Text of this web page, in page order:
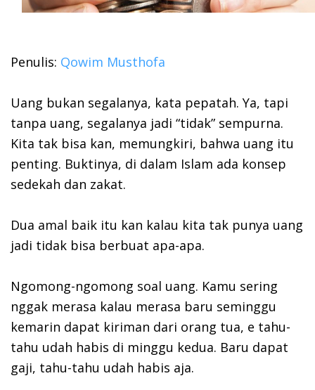
Penulis: Qowim Musthofa
Uang bukan segalanya, kata pepatah. Ya, tapi
tanpa uang, segalanya jadi “tidak” sempurna.
Kita tak bisa kan, memungkiri, bahwa uang itu
penting. Buktinya, di dalam Islam ada konsep
sedekah dan zakat.
Dua amal baik itu kan kalau kita tak punya uang
jadi tidak bisa berbuat apa-apa.
Ngomong-ngomong soal uang. Kamu sering
nggak merasa kalau merasa baru seminggu
kemarin dapat kiriman dari orang tua, e tahu-
tahu udah habis di minggu kedua. Baru dapat
gaji, tahu-tahu udah habis aja.